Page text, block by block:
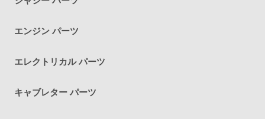
エンジン パーツ
エレクトリカル パーツ
キャブレター パーツ